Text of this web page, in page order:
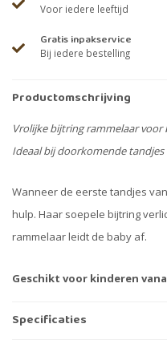
Voor iedere leeftijd
Gratis inpakservice
Bij iedere bestelling
Productomschrijving
Vrolijke bijtring rammelaar voor
Ideaal bij doorkomende tandjes
Wanneer de eerste tandjes
hulp. Haar soepele bijtring
rammelaar leidt de baby af.
Geschikt voor kinderen
Specificaties